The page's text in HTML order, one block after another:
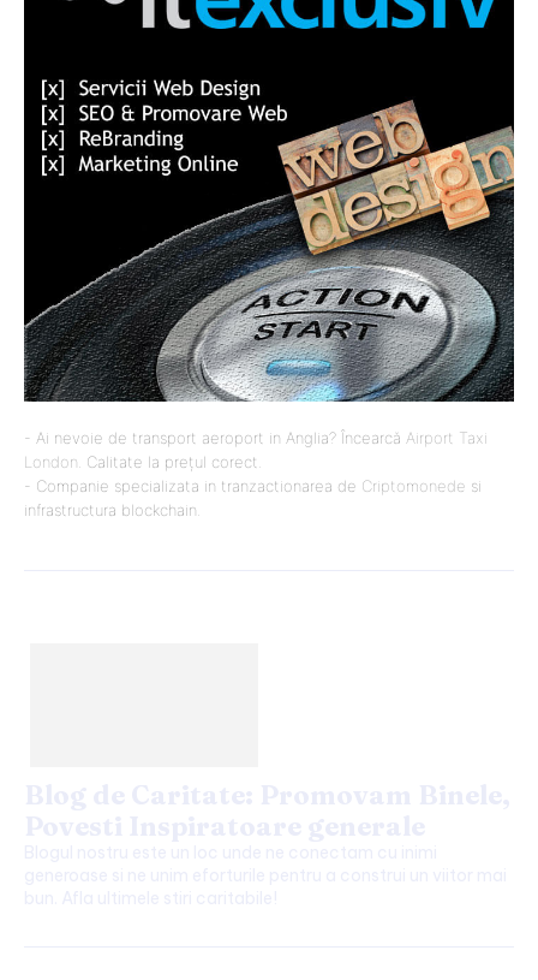
- Ai nevoie de transport aeroport in Anglia? Încearcă Airport Taxi
London . Calitate la prețul corect.
- Companie specializata in tranzactionarea de Criptomonede si
infrastructura blockchain.